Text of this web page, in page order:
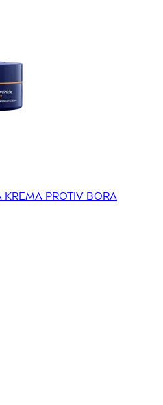
PROTIV BORA